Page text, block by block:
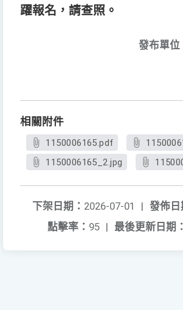
躍報名，請查照。
發布單位
相關附件
1150006165.pdf
1150006165_2.jpg
發佈日
下架日期： 2026-07-01
|
最後更新日期：
點擊率： 95 |